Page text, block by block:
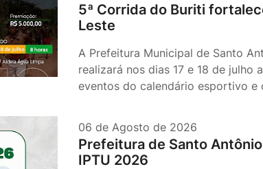
5ª Corrida do Buriti
Leste
A Prefeitura Municipal de Santo
realizará nos dias 17 e 18 de
eventos do calendário esportivo e
06 de Agosto de 2026
Prefeitura de Santo
IPTU 2026